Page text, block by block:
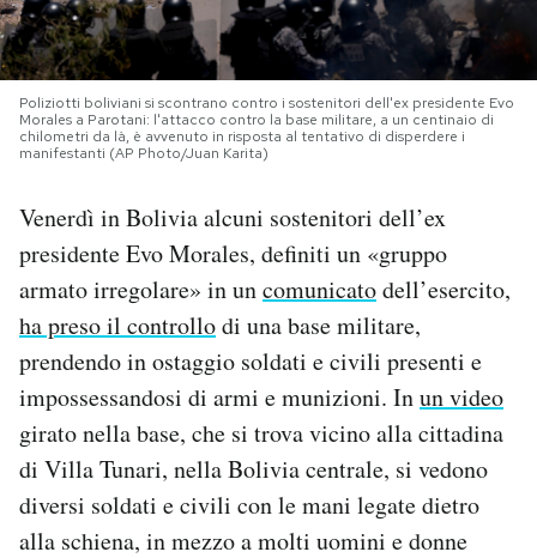
I MIEI PREFERITI
SHOP
CALENDARIO
AREA PERSONALE
Area Personale
Newsletter
Notifiche mobile
Hai bisogno di aiuto?
Esci
Poliziotti boliviani si scontrano contro i sostenitori dell'ex presidente Evo
Morales a Parotani: l'attacco contro la base militare, a un centinaio di
chilometri da là, è avvenuto in risposta al tentativo di disperdere i
manifestanti (AP Photo/Juan Karita)
Venerdì in Bolivia alcuni sostenitori dell’ex
presidente Evo Morales, definiti un «gruppo
armato irregolare» in uncomunicatodell’esercito,
ha preso il controllodi una base militare,
prendendo in ostaggio soldati e civili presenti e
impossessandosi di armi e munizioni. Inun video
girato nella base, che si trova vicino alla cittadina
di Villa Tunari, nella Bolivia centrale, si vedono
diversi soldati e civili con le mani legate dietro
alla schiena, in mezzo a molti uomini e donne